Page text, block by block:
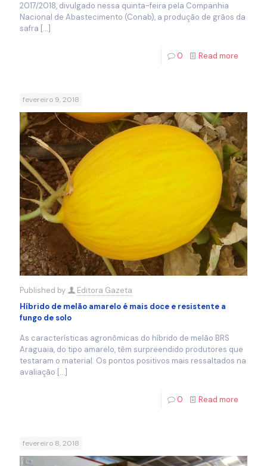
2017/2018, divulgado nessa quinta-feira pela Companhia
Nacional de Abastecimento (Conab), a produção de grãos da
safra […]
0 Read more
fevereiro 9, 2018
Published by
Editora Gazeta
Híbrido de melão amarelo é mais doce e resistente a
fungo de solo
As características agronômicas do híbrido de melão BRS
Araguaia, do tipo amarelo, têm surpreendido produtores que
testaram o material. Os pontos positivos mais ressaltados na
avaliação […]
0 Read more
fevereiro 8, 2018